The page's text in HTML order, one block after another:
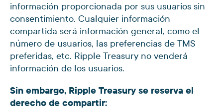
información proporcionada por sus usuarios sin
consentimiento. Cualquier información
compartida será información general, como el
número de usuarios, las preferencias de TMS
preferidas, etc. Ripple Treasury no venderá
información de los usuarios.
Sin embargo, Ripple Treasury se reserva el
derecho de compartir: